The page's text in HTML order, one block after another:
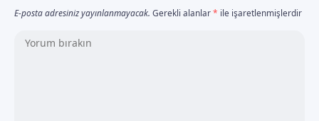
E-posta adresiniz yayınlanmayacak. Gerekli alanlar* ile işaretlenmişlerdir